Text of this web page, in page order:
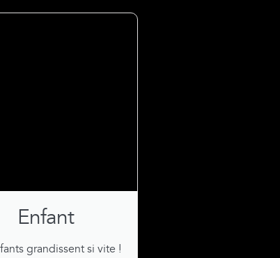
Enfant
grandissent si vite !